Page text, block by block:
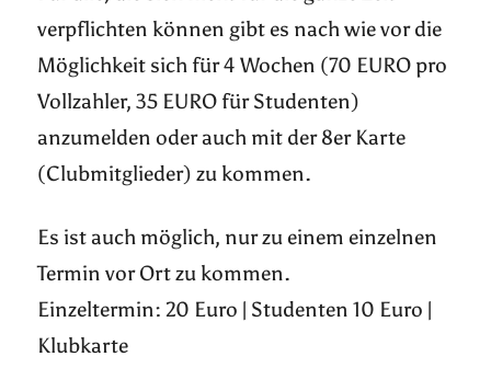
verpflichten können gibt es nach wie vor die
Möglichkeit sich für 4 Wochen (70 EURO pro
Vollzahler, 35 EURO für Studenten)
anzumelden oder auch mit der 8er Karte
(Clubmitglieder) zu kommen.
Es ist auch möglich, nur zu einem einzelnen
Termin vor Ort zu kommen.
Einzeltermin: 20 Euro | Studenten 10 Euro |
Klubkarte